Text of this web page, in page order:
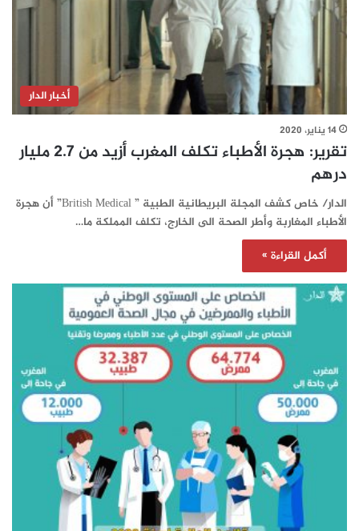
أخبار الدار
14 يناير، 2020
تقرير: هجرة الأطباء تكلف المغرب أزيد من 2.7 مليار
درهم
الدار/ خاص كشف المجلة البريطانية الطبية ” British Medical” أن هجرة
الأطباء المغاربة وأطر الصحة الى الخارج، تكلف المملكة ما…
أكمل القراءة »